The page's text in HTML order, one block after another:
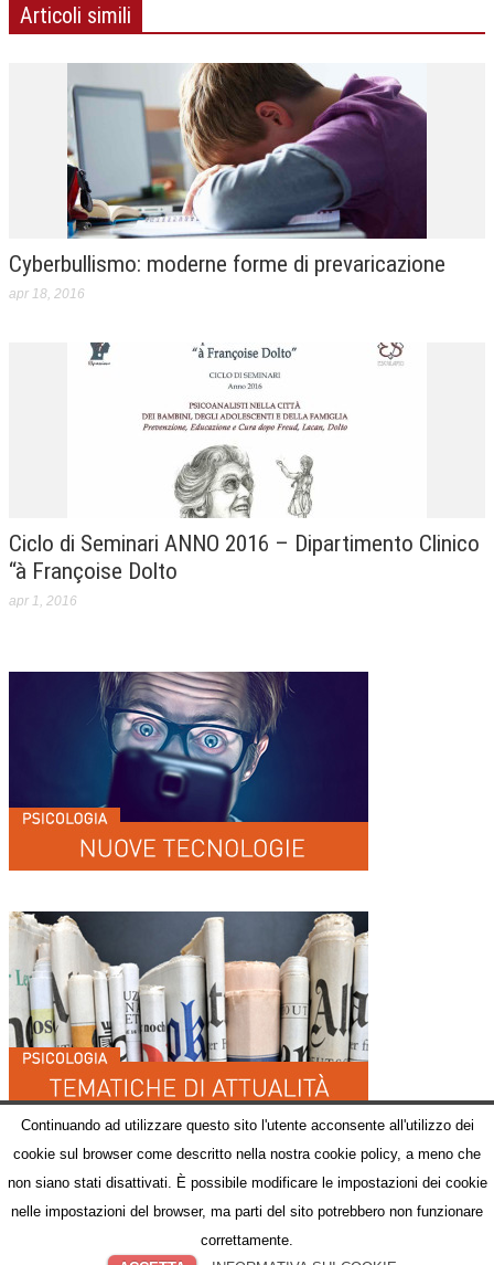
Continuando ad utilizzare questo sito l'utente acconsente all'utilizzo dei
cookie sul browser come descritto nella nostra cookie policy, a meno che
non siano stati disattivati. È possibile modificare le impostazioni dei cookie
nelle impostazioni del browser, ma parti del sito potrebbero non funzionare
correttamente.
Articoli simili
Cyberbullismo: moderne forme di prevaricazione
apr 18, 2016
Ciclo di Seminari ANNO 2016 – Dipartimento Clinico
“à Françoise Dolto
apr 1, 2016
© Comunicazione, Promozione della città di NA - Staff Sindaco
Facebook